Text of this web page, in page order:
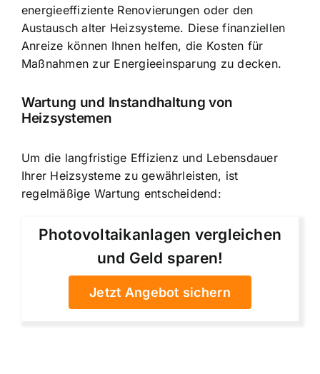
energieeffiziente Renovierungen oder den
Austausch alter Heizsysteme. Diese finanziellen
Anreize können Ihnen helfen, die Kosten für
Maßnahmen zur Energieeinsparung zu decken.
Wartung und Instandhaltung von
Heizsystemen
Um die langfristige Effizienz und Lebensdauer
Ihrer Heizsysteme zu gewährleisten, ist
regelmäßige Wartung entscheidend:
Photovoltaikanlagen vergleichen
und Geld sparen!
Jetzt Angebot sichern